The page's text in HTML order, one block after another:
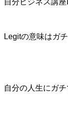
Legitの意味はガチ
自分の人生にガ